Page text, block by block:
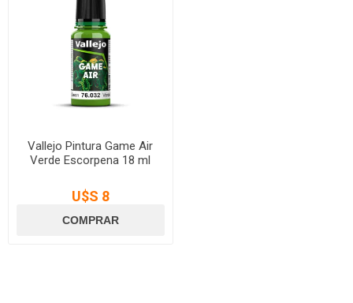
Vallejo Pintura Game Air
Verde Escorpena 18 ml
U$S 8